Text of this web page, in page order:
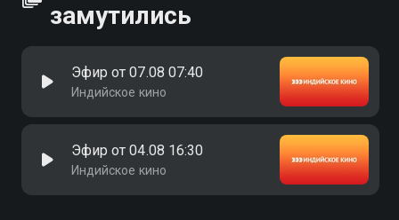
замутились
Эфир от 07.08 07:40
Индийское кино
Эфир от 04.08 16:30
Индийское кино